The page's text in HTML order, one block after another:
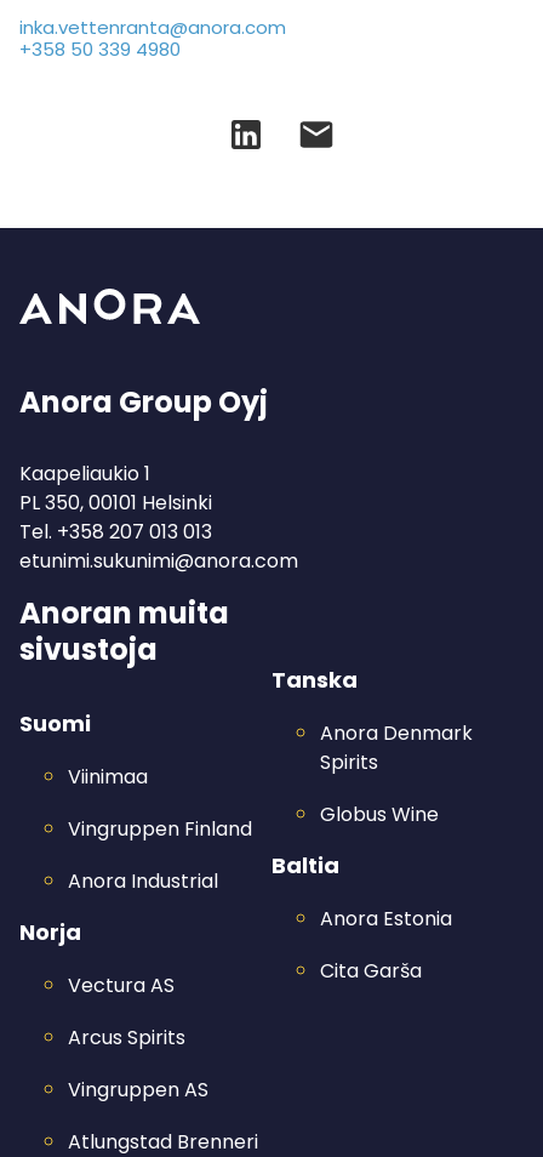
inka.vettenranta@anora.com
+358 50 339 4980
Anora Group Oyj
Kaapeliaukio 1
PL 350, 00101 Helsinki
Tel. +358 207 013 013
etunimi.sukunimi@anora.com
Anoran muita
sivustoja
Suomi
Viinimaa
Vingruppen Finland
Anora Industrial
Norja
Vectura AS
Arcus Spirits
Vingruppen AS
Atlungstad Brenneri
Tanska
Anora Denmark
Spirits
Globus Wine
Baltia
Anora Estonia
Cita Garša